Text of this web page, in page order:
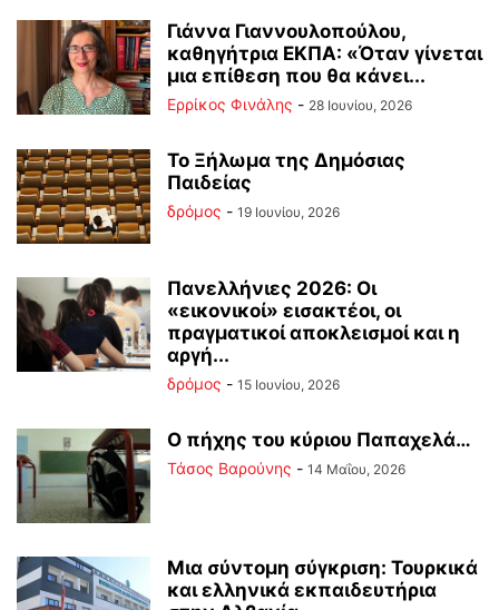
Γιάννα Γιαννουλοπούλου,
καθηγήτρια ΕΚΠΑ: «Όταν γίνεται
μια επίθεση που θα κάνει...
Ερρίκος Φινάλης - 28 Ιουνίου, 2026
Το Ξήλωμα της Δημόσιας
Παιδείας
δρόμος - 19 Ιουνίου, 2026
Πανελλήνιες 2026: Οι
«εικονικοί» εισακτέοι, οι
πραγματικοί αποκλεισμοί και η
αργή...
δρόμος - 15 Ιουνίου, 2026
Ο πήχης του κύριου Παπαχελά…
Τάσος Βαρούνης - 14 Μαΐου, 2026
Mια σύντομη σύγκριση: Τουρκικά
και ελληνικά εκπαιδευτήρια